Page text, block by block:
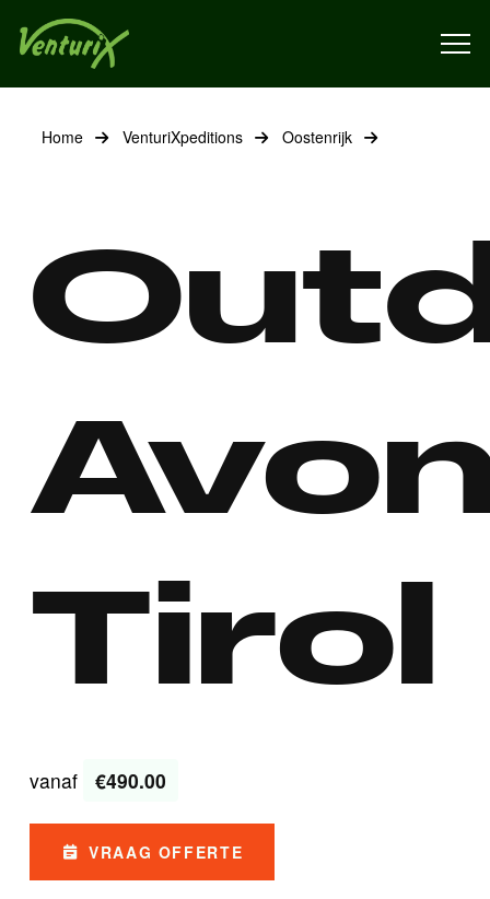
Home VenturiXpeditions Oostenrijk
Tirol
vanaf €490.00
VRAAG OFFERTE